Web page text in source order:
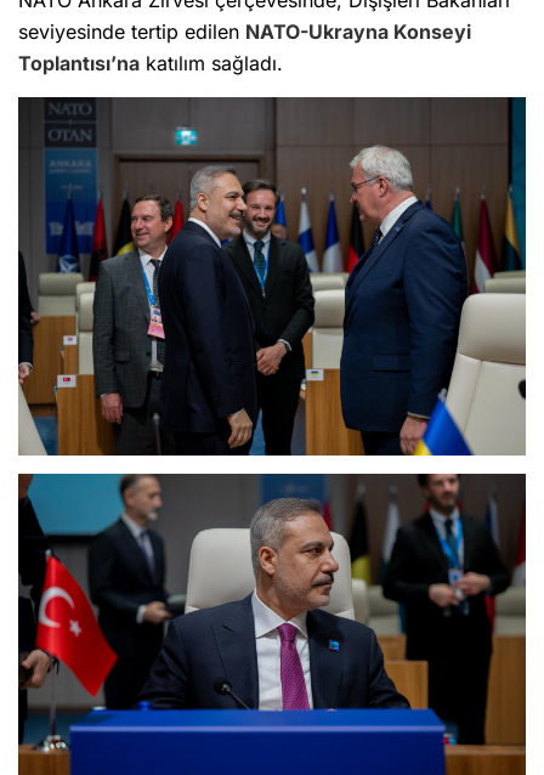
seviyesinde tertip edilen NATO-Ukrayna Konseyi
Toplantısı’na katılım sağladı.